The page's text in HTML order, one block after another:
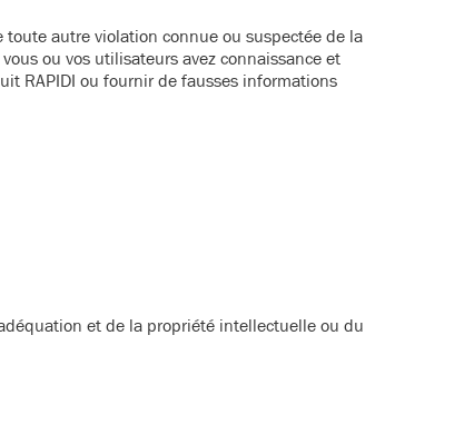
autre violation connue ou suspectée de la
ou vos utilisateurs avez connaissance et
RAPIDI ou fournir de fausses informations
et de la propriété intellectuelle ou du